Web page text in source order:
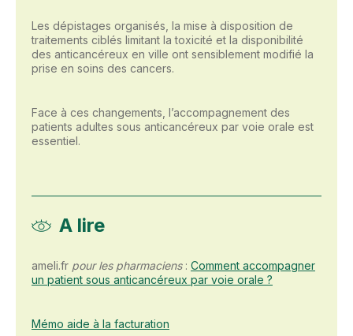
Les dépistages organisés, la mise à disposition de
traitements ciblés limitant la toxicité et la disponibilité
des anticancéreux en ville ont sensiblement modifié la
prise en soins des cancers.
Face à ces changements, l’accompagnement des
patients adultes sous anticancéreux par voie orale est
essentiel.
A lire
ameli.fr pour les pharmaciens: Comment accompagner
un patient sous anticancéreux par voie orale ?
Mémo aide à la facturation